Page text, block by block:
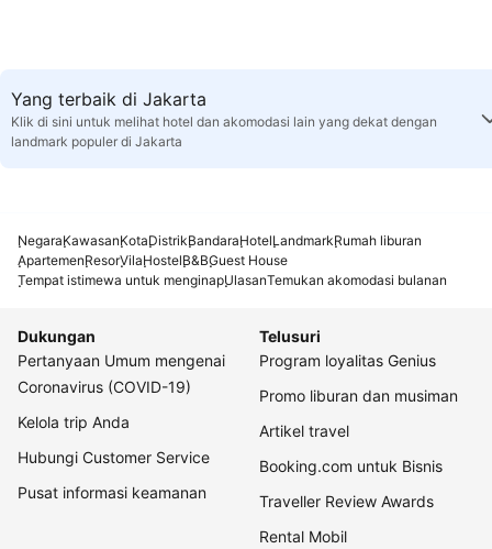
Yang terbaik di Jakarta
Klik di sini untuk melihat hotel dan akomodasi lain yang dekat dengan
landmark populer di Jakarta
NegaraKawasanKotaDistrikBandaraHotelLandmarkRumah liburan
ApartemenResorVilaHostelB&BGuest House
Tempat istimewa untuk menginapUlasanTemukan akomodasi bulanan
Dukungan
Pertanyaan Umum mengenai
Coronavirus (COVID-19)
Kelola trip Anda
Hubungi Customer Service
Pusat informasi keamanan
Telusuri
Program loyalitas Genius
Promo liburan dan musiman
Artikel travel
Booking.com untuk Bisnis
Traveller Review Awards
Rental Mobil